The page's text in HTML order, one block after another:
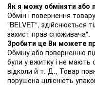
Як я можу обміняти або
Обмін і повернення
"BELVET", здійснюється
захист прав споживача".
Зробити це Ви можете
Обміну або поверненню
були у вжитку і не мають
відколи й т. Д., Товар
порушена цілісність